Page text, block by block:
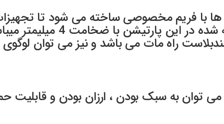
با فریم مخصوصی ساخته می شود تا تجهیزات
راه مات می باشد و نیز می توان
توان به سبک بودن ، ارزان بودن و قابلیت